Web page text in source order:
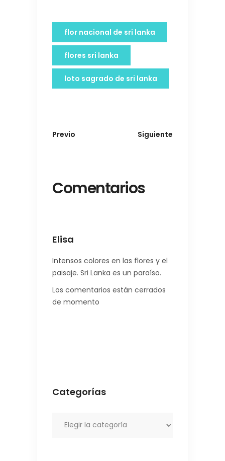
flor nacional de sri lanka
flores sri lanka
loto sagrado de sri lanka
Previo Siguiente
Comentarios
Elisa
Intensos colores en las flores y el
paisaje. Sri Lanka es un paraíso.
Los comentarios están cerrados
de momento
Categorías